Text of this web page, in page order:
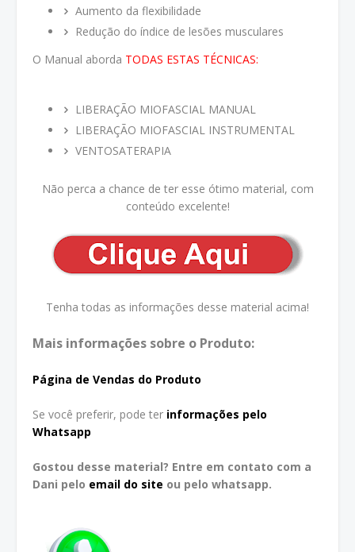
Aumento da flexibilidade
Redução do índice de lesões musculares
O Manual aborda TODAS ESTAS TÉCNICAS:
LIBERAÇÃO MIOFASCIAL MANUAL
LIBERAÇÃO MIOFASCIAL INSTRUMENTAL
VENTOSATERAPIA
Não perca a chance de ter esse ótimo material, com
conteúdo excelente!
Tenha todas as informações desse material acima!
Mais informações sobre o Produto:
Página de Vendas do Produto
Se você preferir, pode ter informações pelo
Whatsapp
Gostou desse material? Entre em contato com a
Dani pelo email do site ou pelo whatsapp.